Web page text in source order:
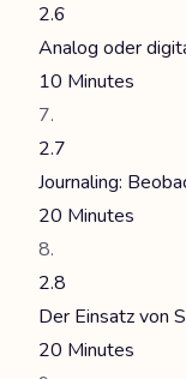
2.6
Analog oder
10 Minutes
2.7
Journaling:
20 Minutes
2.8
Der Einsatz von
20 Minutes